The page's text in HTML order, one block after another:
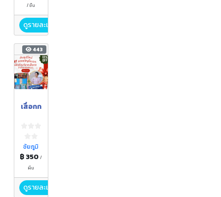
/ ชิ้น
ดูรายละเอียด
443
เสื่อกก
ชัยภูมิ
฿ 350/
ผืน
ดูรายละเอียด